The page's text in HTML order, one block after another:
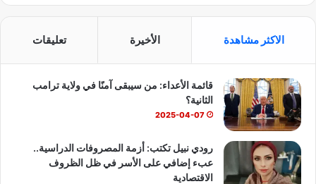
و
ك
T
u
e
ا
ب
الاكثر مشاهدة الأخيرة تعليقات
قائمة الأعداء: من سيبقى آمنًا في ولاية ترامب
الثانية؟
2025-04-07
رودي نبيل تكتب: أزمة المصروفات الدراسية..
عبء إضافي على الأسر في ظل الظروف
الاقتصادية